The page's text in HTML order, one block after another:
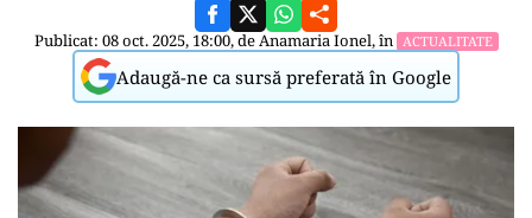
Publicat: 08 oct. 2025, 18:00, deAnamaria Ionel, în ACTUALITATE
Adaugă-ne ca sursă preferată în Google